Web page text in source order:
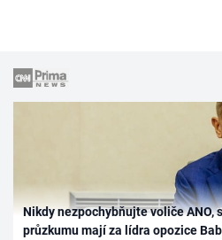
Nikdy nezpochybňujte voliče ANO,
průzkumu mají za lídra opozice